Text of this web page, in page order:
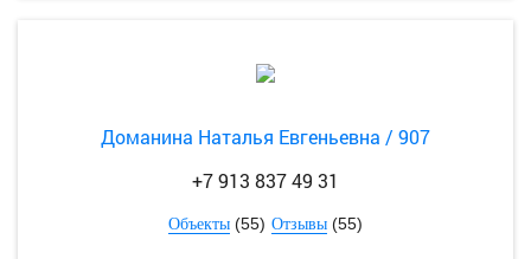
Доманина Наталья Евгеньевна / 907
+7 913 837 49 31
Объекты (55) Отзывы (55)